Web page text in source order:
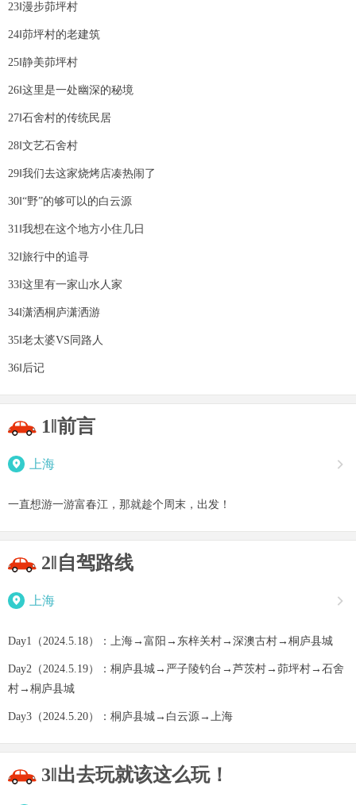
23‖漫步茆坪村
24‖茆坪村的老建筑
25‖静美茆坪村
26‖这里是一处幽深的秘境
27‖石舍村的传统民居
28‖文艺石舍村
29‖我们去这家烧烤店凑热闹了
30‖“野”的够可以的白云源
31‖我想在这个地方小住几日
32‖旅行中的追寻
33‖这里有一家山水人家
34‖潇洒桐庐潇洒游
35‖老太婆VS同路人
36‖后记
1‖前言
 上海 
一直想游一游富春江，那就趁个周末，出发！
2‖自驾路线
 上海 
Day1（2024.5.18）：上海→富阳→东梓关村→深澳古村→桐庐县城
Day2（2024.5.19）：桐庐县城→严子陵钓台→芦茨村→茆坪村→石舍
村→桐庐县城
Day3（2024.5.20）：桐庐县城→白云源→上海
3‖出去玩就该这么玩！